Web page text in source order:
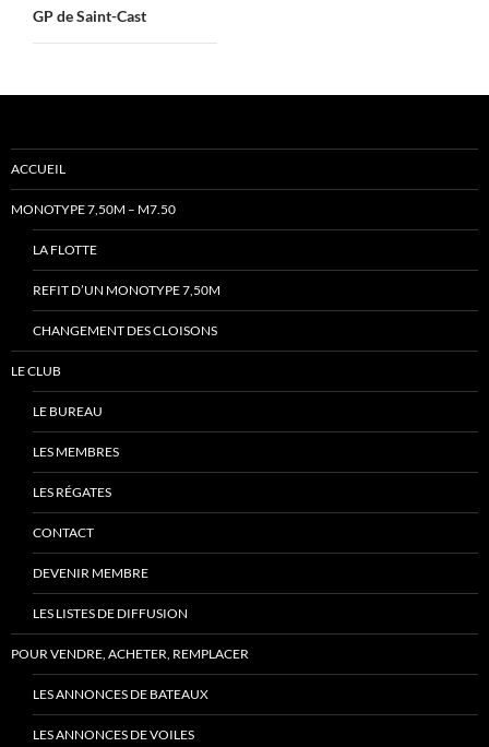
GP de Saint-Cast
ACCUEIL
MONOTYPE 7,50M – M7.50
LA FLOTTE
REFIT D’UN MONOTYPE 7,50M
CHANGEMENT DES CLOISONS
LE CLUB
LE BUREAU
LES MEMBRES
LES RÉGATES
CONTACT
DEVENIR MEMBRE
LES LISTES DE DIFFUSION
POUR VENDRE, ACHETER, REMPLACER
LES ANNONCES DE BATEAUX
LES ANNONCES DE VOILES